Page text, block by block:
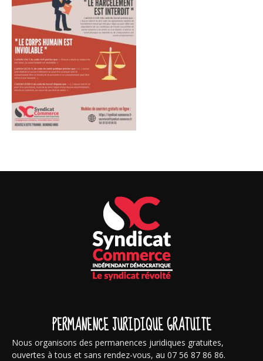
PERMANENCE JURIDIQUE GRATUITE
Nous organisons des permanences juridiques gratuites,
ouvertes à tous et sans rendez-vous, au 07 56 87 86 86.